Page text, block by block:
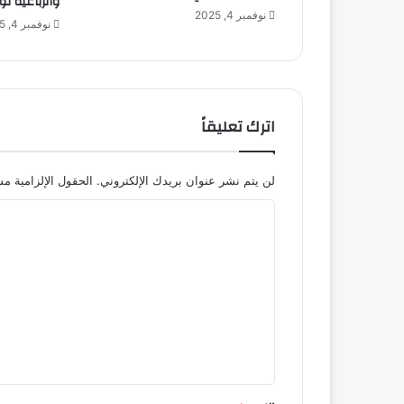
نوفمبر 4, 2025
نوفمبر 4, 2025
اترك تعليقاً
لن يتم نشر عنوان بريدك الإلكتروني. الحقول الإلزامية